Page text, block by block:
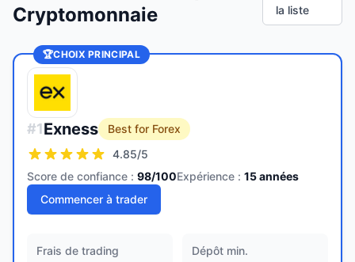
Cryptomonnaie
la liste
🏆CHOIX PRINCIPAL
#1Exness
Best for Forex
4.85/5
Score de confiance : 98/100Expérience : 15années
Commencer à trader
Frais de trading
Dépôt min.